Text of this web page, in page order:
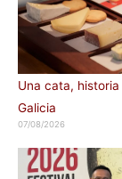
Una cata,
Galicia
07/08/2026